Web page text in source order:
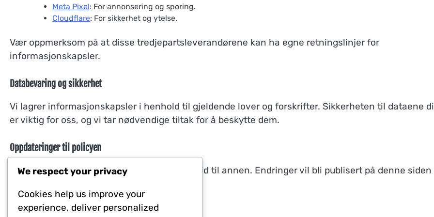
Meta Pixel: For annonsering og sporing.
Cloudflare: For sikkerhet og ytelse.
Vær oppmerksom på at disse tredjepartsleverandørene kan ha egne retningslinjer for
informasjonskapsler.
Databevaring og sikkerhet
Vi lagrer informasjonskapsler i henhold til gjeldende lover og forskrifter. Sikkerheten til dataene
er viktig for oss, og vi tar nødvendige tiltak for å beskytte dem.
Oppdateringer til policyen
Vi kan oppdatere denne cookiepolicyen fra tid til annen. Endringer vil bli publisert på denne siden
Kontaktinformasjon
We respect your privacy
Cookies help us improve your
experience, deliver personalized